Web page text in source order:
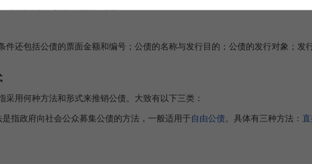
还包括公债的票面金额和编号；公债的名称与发行目的；公债的发行对象；发
用何种方法和形式来推销公债。大致有以下三类：
是指政府向社会公众募集公债的方法，一般适用于自由公债。具体有三种方法：